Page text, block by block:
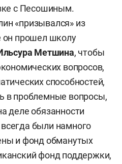
голосование и фигуру
РТ по биологическим
Баткова.
причем один из
вопросов к нему
и со стороны
Однако фигура в целом
что о нем вспоминают
в начале и конце
и когда мишки начинают
с Песошиным.
«призывался» из
он прошел школу
Метшина, чтобы
вопросов,
способностей,
в проблемные вопросы,
деле обязанности
были намного
и фонд обманутых
фонд поддержки,